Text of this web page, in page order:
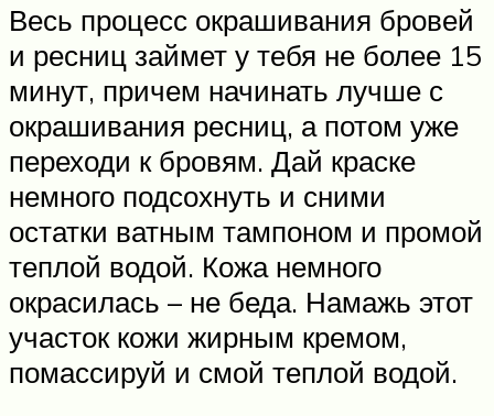
Весь процесс окрашивания бровей
и ресниц займет у тебя не более 15
минут, причем начинать лучше с
окрашивания ресниц, а потом уже
переходи к бровям. Дай краске
немного подсохнуть и сними
остатки ватным тампоном и промой
теплой водой. Кожа немного
окрасилась – не беда. Намажь этот
участок кожи жирным кремом,
помассируй и смой теплой водой.